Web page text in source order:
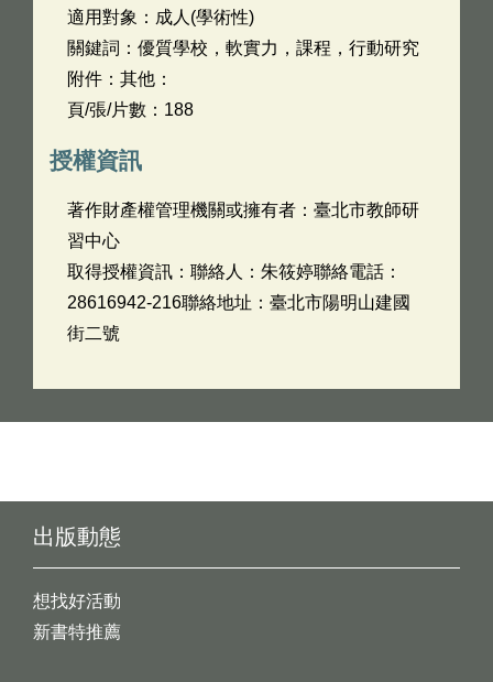
適用對象：成人(學術性)
關鍵詞：優質學校，軟實力，課程，行動研究
附件：其他：
頁/張/片數：188
授權資訊
著作財產權管理機關或擁有者：臺北市教師研
習中心
取得授權資訊：聯絡人：朱筱婷聯絡電話：
28616942-216聯絡地址：臺北市陽明山建國
街二號
出版動態
想找好活動
新書特推薦